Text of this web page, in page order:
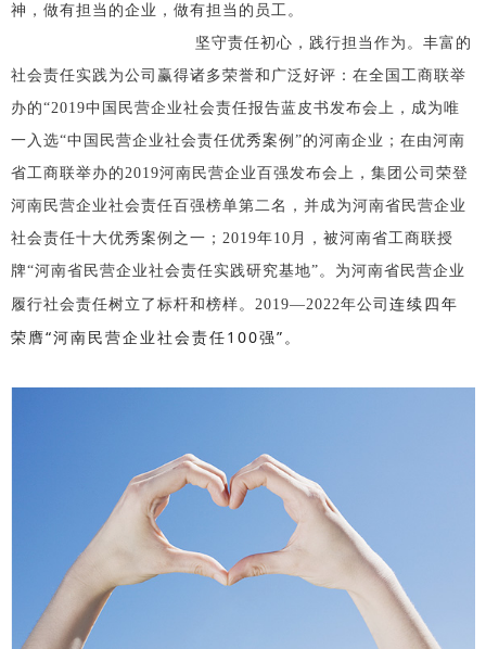
神，做有担当的企业，做有担当的员工。
坚守责任初心，践行担当作为。丰富的
社会责任实践为公司赢得诸多荣誉和广泛好评：在全国工商联举
办的“2019中国民营企业社会责任报告蓝皮书发布会上，成为唯
一入选“中国民营企业社会责任优秀案例”的河南企业；在由河南
省工商联举办的2019河南民营企业百强发布会上，集团公司荣登
河南民营企业社会责任百强榜单第二名，并成为河南省民营企业
社会责任十大优秀案例之一；2019年10月，被河南省工商联授
牌“河南省民营企业社会责任实践研究基地”。为河南省民营企业
履行社会责任树立了标杆和榜样。2019—2022年公司 连续四年
荣膺“河南民营企业社会责任100强”。